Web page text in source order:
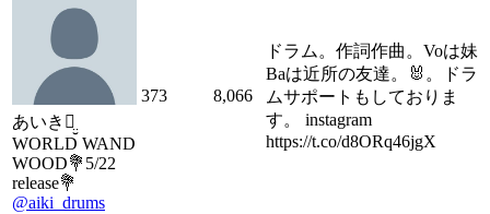
あいきꪔ̤̮
WORLD WAND
WOOD💐5/22
release💐
@aiki_drums
373 8,066
ドラム。作詞作曲。Voは妹
Baは近所の友達。🐰。ドラ
ムサポートもしておりま
す。 instagram
https://t.co/d8ORq46jgX